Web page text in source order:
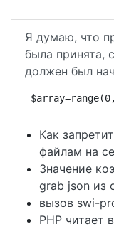
Я думаю, что
была принята,
должен был
Как
файлам на
Значение
grab json из
вызов swi-
PHP читает